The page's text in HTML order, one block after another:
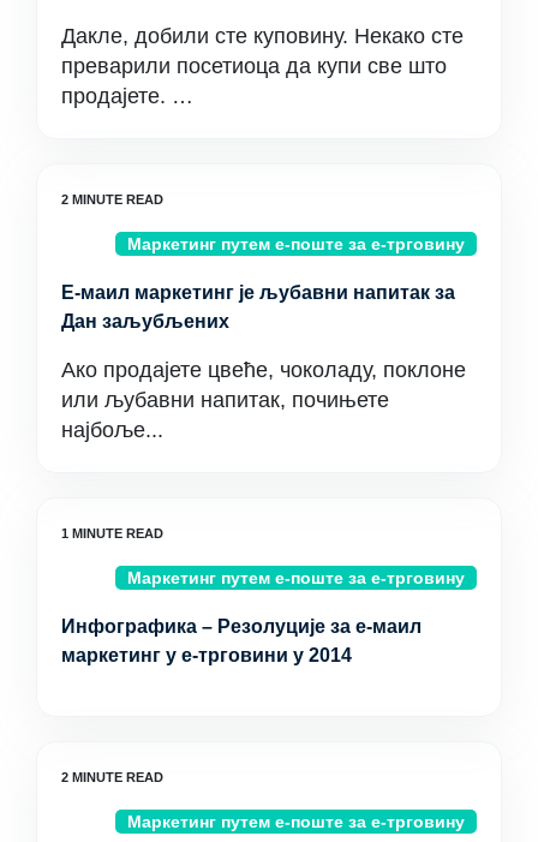
Дакле, добили сте куповину. Некако сте
преварили посетиоца да купи све што
продајете. …
Маркетинг путем е-поште за е-трговину
Е-маил маркетинг је љубавни напитак за
Дан заљубљених
Ако продајете цвеће, чоколаду, поклоне
или љубавни напитак, почињете
најбоље...
Маркетинг путем е-поште за е-трговину
Инфографика – Резолуције за е-маил
маркетинг у е-трговини у 2014
Маркетинг путем е-поште за е-трговину